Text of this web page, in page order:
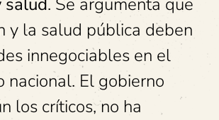
y la salud pública deben
innegociables en el
nacional. El gobierno
los críticos, no ha